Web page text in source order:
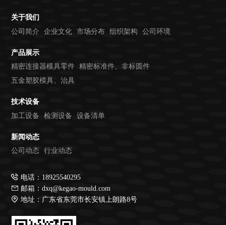
关于我们
公司简介
企业文化 市场分布 组织架构 公司环境
产品展示
精密连接器模具零件 精密标准件、非标圆件
五金塑胶模具、治具
技术设备
加工设备
检测设备 设备清单
新闻动态
公司动态 行业动态
电话：18925540295
邮箱：dxq@kegao-mould.com
地址：广东省东莞市长安镇上朗路8号